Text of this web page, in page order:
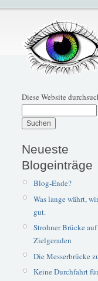
Diese Website
Neueste
Blogeinträge
Blog-Ende?
Was lange währt,
gut.
Strohner Brücke auf
Zielgeraden
Die Messerbrücke
Keine Durchfahrt